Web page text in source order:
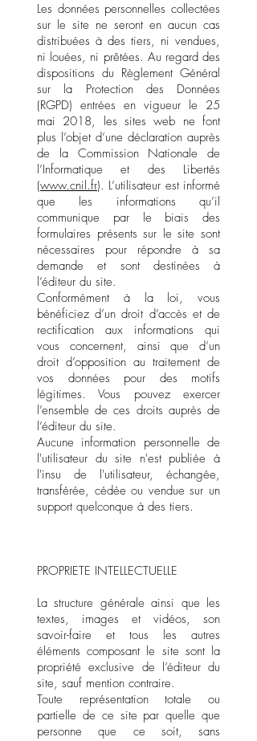
Les données personnelles collectées
sur le site ne seront en aucun cas
distribuées à des tiers, ni vendues,
ni louées, ni prêtées. Au regard des
dispositions du Règlement Général
sur la Protection des Données
(RGPD) entrées en vigueur le 25
mai 2018, les sites web ne font
plus l’objet d’une déclaration auprès
de la Commission Nationale de
l’Informatique et des Libertés
(www.cnil.fr). L’utilisateur est informé
que les informations qu’il
communique par le biais des
formulaires présents sur le site sont
nécessaires pour répondre à sa
demande et sont destinées à
l’éditeur du site.
Conformément à la loi, vous
bénéficiez d’un droit d’accès et de
rectification aux informations qui
vous concernent, ainsi que d’un
droit d’opposition au traitement de
vos données pour des motifs
légitimes. Vous pouvez exercer
l’ensemble de ces droits auprès de
l’éditeur du site.
Aucune information personnelle de
l'utilisateur du site n'est publiée à
l'insu de l'utilisateur, échangée,
transférée, cédée ou vendue sur un
support quelconque à des tiers.
PROPRIETE INTELLECTUELLE
La structure générale ainsi que les
textes, images et vidéos, son
savoir-faire et tous les autres
éléments composant le site sont la
propriété exclusive de l’éditeur du
site, sauf mention contraire.
Toute représentation totale ou
partielle de ce site par quelle que
personne que ce soit, sans